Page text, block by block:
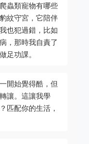
蟲類寵物有哪些
紋守宮，它陪伴
也犯過錯，比如
，那時我自責了
足功課。
開始覺得酷，但
讓。這讓我學
匹配你的生活，